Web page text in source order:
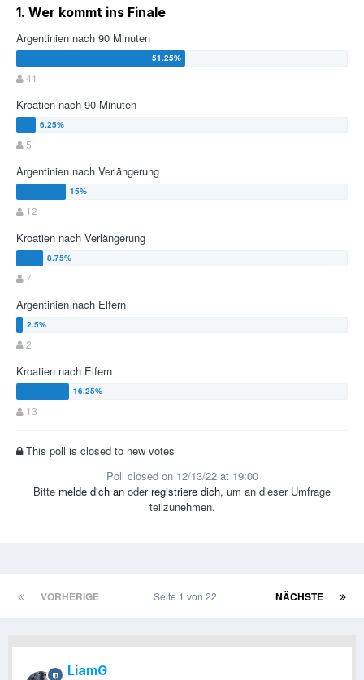
1. Wer kommt ins Finale
Argentinien nach 90 Minuten
41
Kroatien nach 90 Minuten
5
Argentinien nach Verlängerung
12
Kroatien nach Verlängerung
7
Argentinien nach Elfern
2
Kroatien nach Elfern
13
This poll is closed to new votes
Bitte melde dich an oder registriere dich, um an dieser Umfrage
teilzunehmen.
Poll closed on 12/13/22 at 19:00
VORHERIGE NÄCHSTE
Seite 1 von 22
LiamG